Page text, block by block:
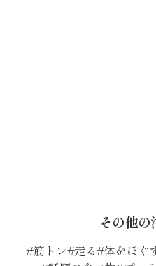
その他の
筋トレ 走る 体をほぐ